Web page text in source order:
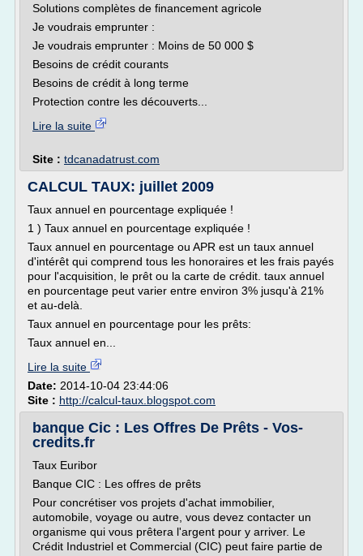
Solutions complètes de financement agricole
Je voudrais emprunter :
Je voudrais emprunter : Moins de 50 000 $
Besoins de crédit courants
Besoins de crédit à long terme
Protection contre les découverts...
Lire la suite
Site : tdcanadatrust.com
CALCUL TAUX: juillet 2009
Taux annuel en pourcentage expliquée !
1 ) Taux annuel en pourcentage expliquée !
Taux annuel en pourcentage ou APR est un taux annuel
d'intérêt qui comprend tous les honoraires et les frais payés
pour l'acquisition, le prêt ou la carte de crédit. taux annuel
en pourcentage peut varier entre environ 3% jusqu'à 21%
et au-delà.
Taux annuel en pourcentage pour les prêts:
Taux annuel en...
Lire la suite
Date: 2014-10-04 23:44:06
Site : http://calcul-taux.blogspot.com
banque Cic : Les Offres De Prêts - Vos-
credits.fr
Taux Euribor
Banque CIC : Les offres de prêts
Pour concrétiser vos projets d'achat immobilier,
automobile, voyage ou autre, vous devez contacter un
organisme qui vous prêtera l'argent pour y arriver. Le
Crédit Industriel et Commercial (CIC) peut faire partie de